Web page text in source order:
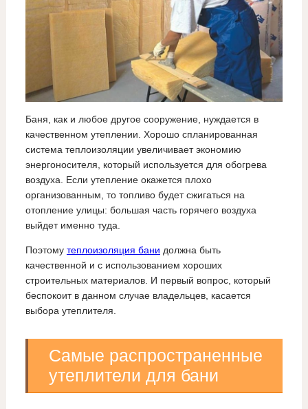
Баня, как и любое другое сооружение, нуждается в
качественном утеплении. Хорошо спланированная
система теплоизоляции увеличивает экономию
энергоносителя, который используется для обогрева
воздуха. Если утепление окажется плохо
организованным, то топливо будет сжигаться на
отопление улицы: большая часть горячего воздуха
выйдет именно туда.
Поэтому теплоизоляция бани должна быть
качественной и с использованием хороших
строительных материалов. И первый вопрос, который
беспокоит в данном случае владельцев, касается
выбора утеплителя.
Самые распространенные
утеплители для бани